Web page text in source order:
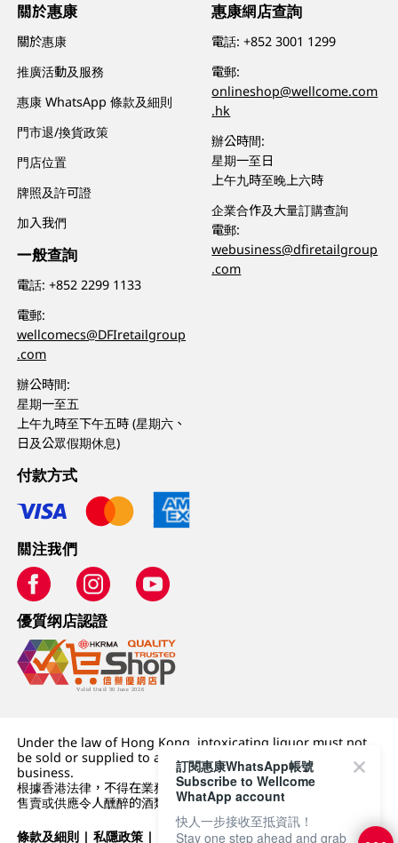
關於惠康
關於惠康
推廣活動及服務
惠康 WhatsApp 條款及細則
門市退/換貨政策
門店位置
牌照及許可證
加入我們
一般查詢
電話:+852 2299 1133
電郵:
wellcomecs@DFIretailgroup
.com
辦公時間:
星期一至五
上午九時至下午五時 (星期六、
日及公眾假期休息)
惠康網店查詢
電話:+852 3001 1299
電郵:
onlineshop@wellcome.com
.hk
辦公時間:
星期一至日
上午九時至晚上六時
企業合作及大量訂購查詢
電郵:
webusiness@dfiretailgroup
.com
付款方式
關注我們
優質纲店認證
Under the law of Hong Kong, intoxicating liquor must not
be sold or supplied to a minor (under 18) in the course of
business.
根據香港法律，不得在業務過程中，向未成年人 (18 歲以下人士)
售賣或供應令人醺醉的酒類。
條款及細則 |私隱政策 | DFI零售集團
訂閱惠康WhatsApp帳號
Subscribe to Wellcome
WhatApp account
快人一步接收至抵資訊！
Stay one step ahead and grab